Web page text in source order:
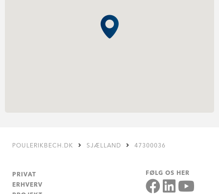
POULERIKBECH.DK SJÆLLAND 47300036
PRIVAT
ERHVERV
FØLG OS HER